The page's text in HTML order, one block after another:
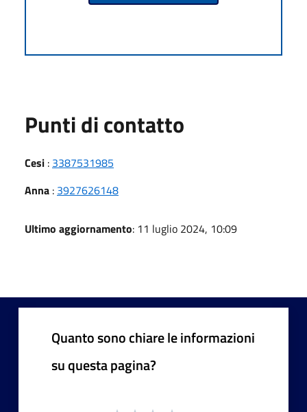
Punti di contatto
Cesi : 3387531985
Anna : 3927626148
Ultimo aggiornamento: 11 luglio 2024, 10:09
Quanto sono chiare le informazioni
su questa pagina?